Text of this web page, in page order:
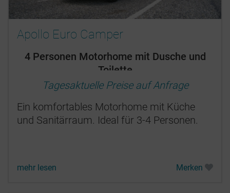
Apollo Euro Camper
4 Personen Motorhome mit Dusche und
Toilette
Tagesaktuelle Preise auf Anfrage
Ein komfortables Motorhome mit Küche
und Sanitärraum. Ideal für 3-4 Personen.
mehr lesen Merken